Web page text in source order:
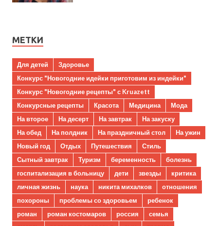
МЕТКИ
Для детей
Здоровье
Конкурс "Новогодние идейки приготовим из индейки"
Конкурс "Новогодние рецепты" с Kruazett
Конкурсные рецепты
Красота Медицина
Мода
На второе
На десерт На завтрак
На закуску
На обед
На полдник На праздничный стол
На ужин
Новый год
Отдых Путешествия
Стиль
Сытный завтрак
Туризм беременность
болезнь
госпитализация в больницу
дети звезды
критика
личная жизнь
наука никита михалков
отношения
похороны
проблемы со здоровьем
ребенок
роман
роман костомаров россия
семья